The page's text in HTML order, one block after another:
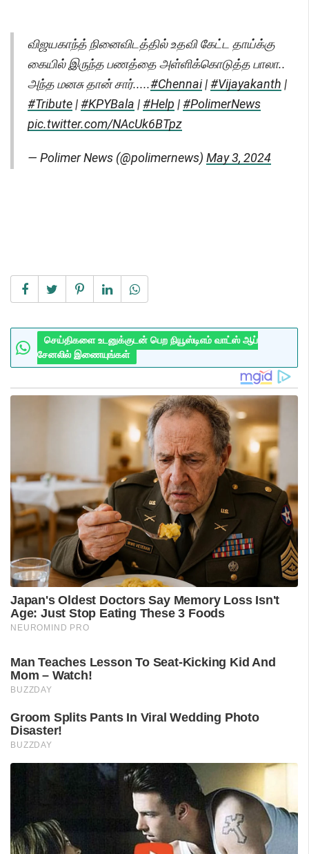
விஜயகாந்த் நினைவிடத்தில் உதவி கேட்ட தாய்க்கு
கையில் இருந்த பணத்தை அள்ளிக்கொடுத்த பாலா..
அந்த மனசு தான் சார்.....#Chennai|#Vijayakanth |
#Tribute|#KPYBala |#Help |#PolimerNews
pic.twitter.com/NAcUk6BTpz
— Polimer News (@polimernews) May 3, 2024
செய்திகளை உடனுக்குடன் பெற நியூஸ்டிஎம் வாட்ஸ் ஆப்
சேனலில் இணையுங்கள்